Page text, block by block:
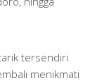
tersendiri
menikmati